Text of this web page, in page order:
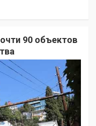
90 объектов